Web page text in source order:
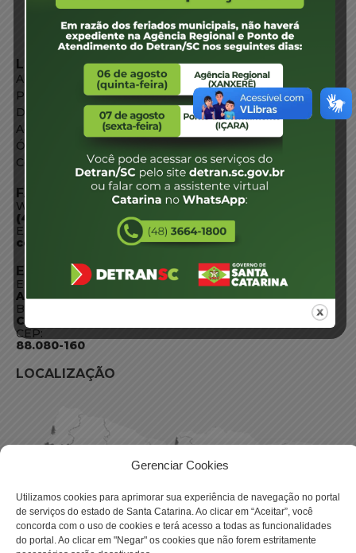
Gerenciar Cookies
Utilizamos cookies para aprimorar sua experiência de navegação no portal
de serviços do estado de Santa Catarina. Ao clicar em “Aceitar”, você
concorda com o uso de cookies e terá acesso a todas as funcionalidades
do portal. Ao clicar em "Negar" os cookies que não forem estritamente
LINKS EXTERNOS
Agência de Notícias
Portal de Serviços
Diário Oficial
Acesso à Informação
Órgãos do Governo
Conheça SC
FALE CONOSCO
WhatsApp:
(48) 3664-1800
E-mail:
centraldeinformacoes@detran.sc.gov.br
ENDEREÇO
Endereço:
Av. Almirante Tamandaré - 480
Bairro:
Coqueiros, Florianópolis SC
CEP:
88.080-160
LOCALIZAÇÃO